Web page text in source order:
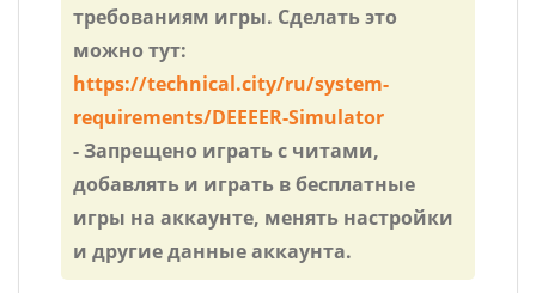
требованиям игры. Сделать это
можно тут:
https://technical.city/ru/system-
requirements/DEEEER-Simulator
- Запрещено играть с читами,
добавлять и играть в бесплатные
игры на аккаунте, менять настройки
и другие данные аккаунта.